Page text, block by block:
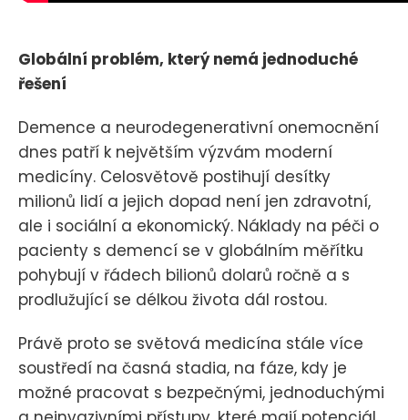
Globální problém, který nemá jednoduché
řešení
Demence a neurodegenerativní onemocnění
dnes patří k největším výzvám moderní
medicíny. Celosvětově postihují desítky
milionů lidí a jejich dopad není jen zdravotní,
ale i sociální a ekonomický. Náklady na péči o
pacienty s demencí se v globálním měřítku
pohybují v řádech bilionů dolarů ročně a s
prodlužující se délkou života dál rostou.
Právě proto se světová medicína stále více
soustředí na časná stadia, na fáze, kdy je
možné pracovat s bezpečnými, jednoduchými